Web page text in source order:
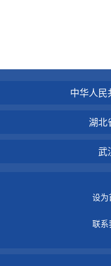
中华人民
湖北
武
设为
联系